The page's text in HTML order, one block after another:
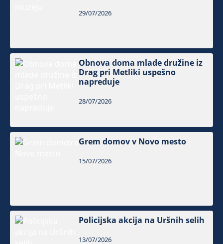
29/07/2026
Obnova doma mlade družine iz
Drag pri Metliki uspešno
napreduje
28/07/2026
Grem domov v Novo mesto
15/07/2026
Policijska akcija na Uršnih selih
13/07/2026